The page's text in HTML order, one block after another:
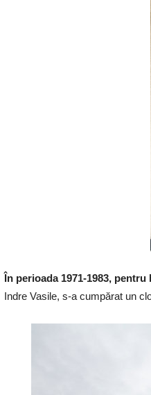
În perioada 1971-1983,
Indre Vasile, s-a cumpărat un